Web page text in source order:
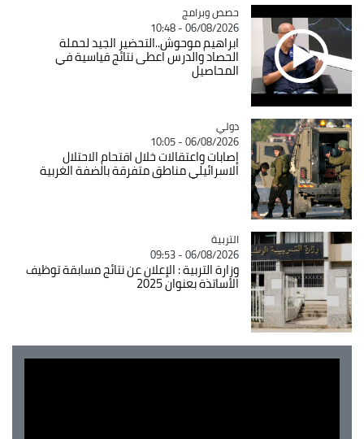
Catégorie
حصص وبرامج
06/08/2026 - 10:48
ابراهيم موحوش..التحضير الجيد لحملة
الحصاد والدرس اعطى نتائج قياسية في
المحاصيل
Catégorie
دولي
06/08/2026 - 10:05
إصابات واعتقالات خلال اقتحام الاحتلال
الاسرائيلي مناطق متفرقة بالضفة الغربية
Catégorie
التربية
06/08/2026 - 09:53
وزارة التربية : الإعلان عن نتائج مسابقة توظيف
الأساتذة بعنوان 2025